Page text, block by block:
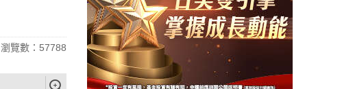
瀏覽數：57788